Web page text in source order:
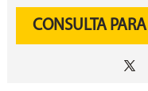
CONSULTA